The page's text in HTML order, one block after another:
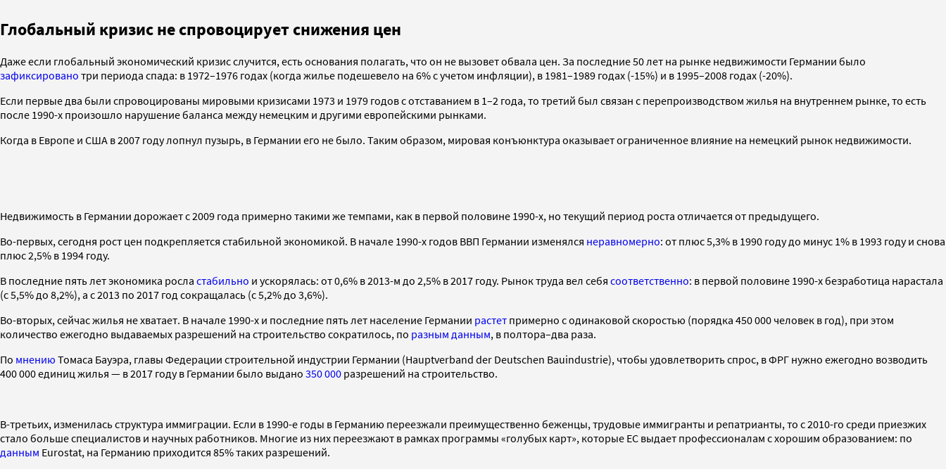
Глобальный кризис не спровоцирует снижения цен
Даже если глобальный экономический кризис случится, есть основания полагать, что он не вызовет обвала цен. За последние 50 лет на рынке недвижимости Германии было
зафиксировано три периода спада: в 1972–1976 годах (когда жилье подешевело на 6% с учетом инфляции), в 1981–1989 годах (-15%) и в 1995–2008 годах (-20%).
Если первые два были спровоцированы мировыми кризисами 1973 и 1979 годов с отставанием в 1–2 года, то третий был связан с перепроизводством жилья на внутреннем рынке, то есть
после 1990-х произошло нарушение баланса между немецким и другими европейскими рынками.
Когда в Европе и США в 2007 году лопнул пузырь, в Германии его не было. Таким образом, мировая конъюнктура оказывает ограниченное влияние на немецкий рынок недвижимости.
Недвижимость в Германии дорожает с 2009 года примерно такими же темпами, как в первой половине 1990-х, но текущий период роста отличается от предыдущего.
Во-первых, сегодня рост цен подкрепляется стабильной экономикой. В начале 1990-х годов ВВП Германии изменялся неравномерно: от плюс 5,3% в 1990 году до минус 1% в 1993 году и снова
плюс 2,5% в 1994 году.
В последние пять лет экономика росла стабильно и ускорялась: от 0,6% в 2013-м до 2,5% в 2017 году. Рынок труда вел себя соответственно: в первой половине 1990-х безработица нарастала
(с 5,5% до 8,2%), а с 2013 по 2017 год сокращалась (с 5,2% до 3,6%).
Во-вторых, сейчас жилья не хватает. В начале 1990-х и последние пять лет население Германии растет примерно с одинаковой скоростью (порядка 450 000 человек в год), при этом
количество ежегодно выдаваемых разрешений на строительство сократилось, по разным данным, в полтора–два раза.
По мнению Томаса Бауэра, главы Федерации строительной индустрии Германии (Hauptverband der Deutschen Bauindustrie), чтобы удовлетворить спрос, в ФРГ нужно ежегодно возводить
400 000 единиц жилья — в 2017 году в Германии было выдано 350 000 разрешений на строительство.
В-третьих, изменилась структура иммиграции. Если в 1990-е годы в Германию переезжали преимущественно беженцы, трудовые иммигранты и репатрианты, то с 2010-го среди приезжих
стало больше специалистов и научных работников. Многие из них переезжают в рамках программы «голубых карт», которые ЕС выдает профессионалам с хорошим образованием: по
данным Eurostat, на Германию приходится 85% таких разрешений.